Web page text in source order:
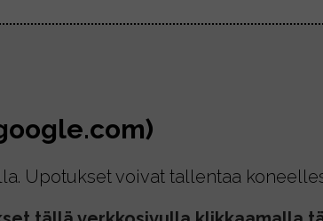
Upotukset voivat tallentaa